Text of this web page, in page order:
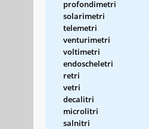
profondimetri
solarimetri
telemetri
venturimetri
voltimetri
endoscheletri
retri
vetri
decalitri
microlitri
salnitri